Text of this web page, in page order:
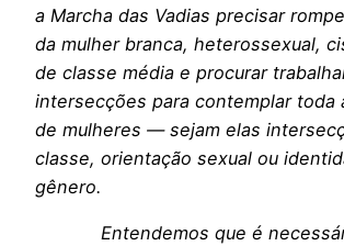
a Marcha das Vadias precisar
da mulher branca, heterossexual,
de classe média e procurar
intersecções para contemplar toda
de mulheres — sejam elas
classe, orientação sexual ou
gênero.
Entendemos que é